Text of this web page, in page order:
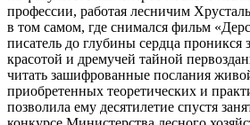
профессии, работая лесничим
в том самом, где снимался фильм
писатель до глубины сердца
красотой и дремучей тайной
читать зашифрованные послания
приобретенных теоретических и
позволила ему десятилетие спустя